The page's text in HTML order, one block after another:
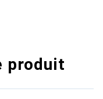
produit